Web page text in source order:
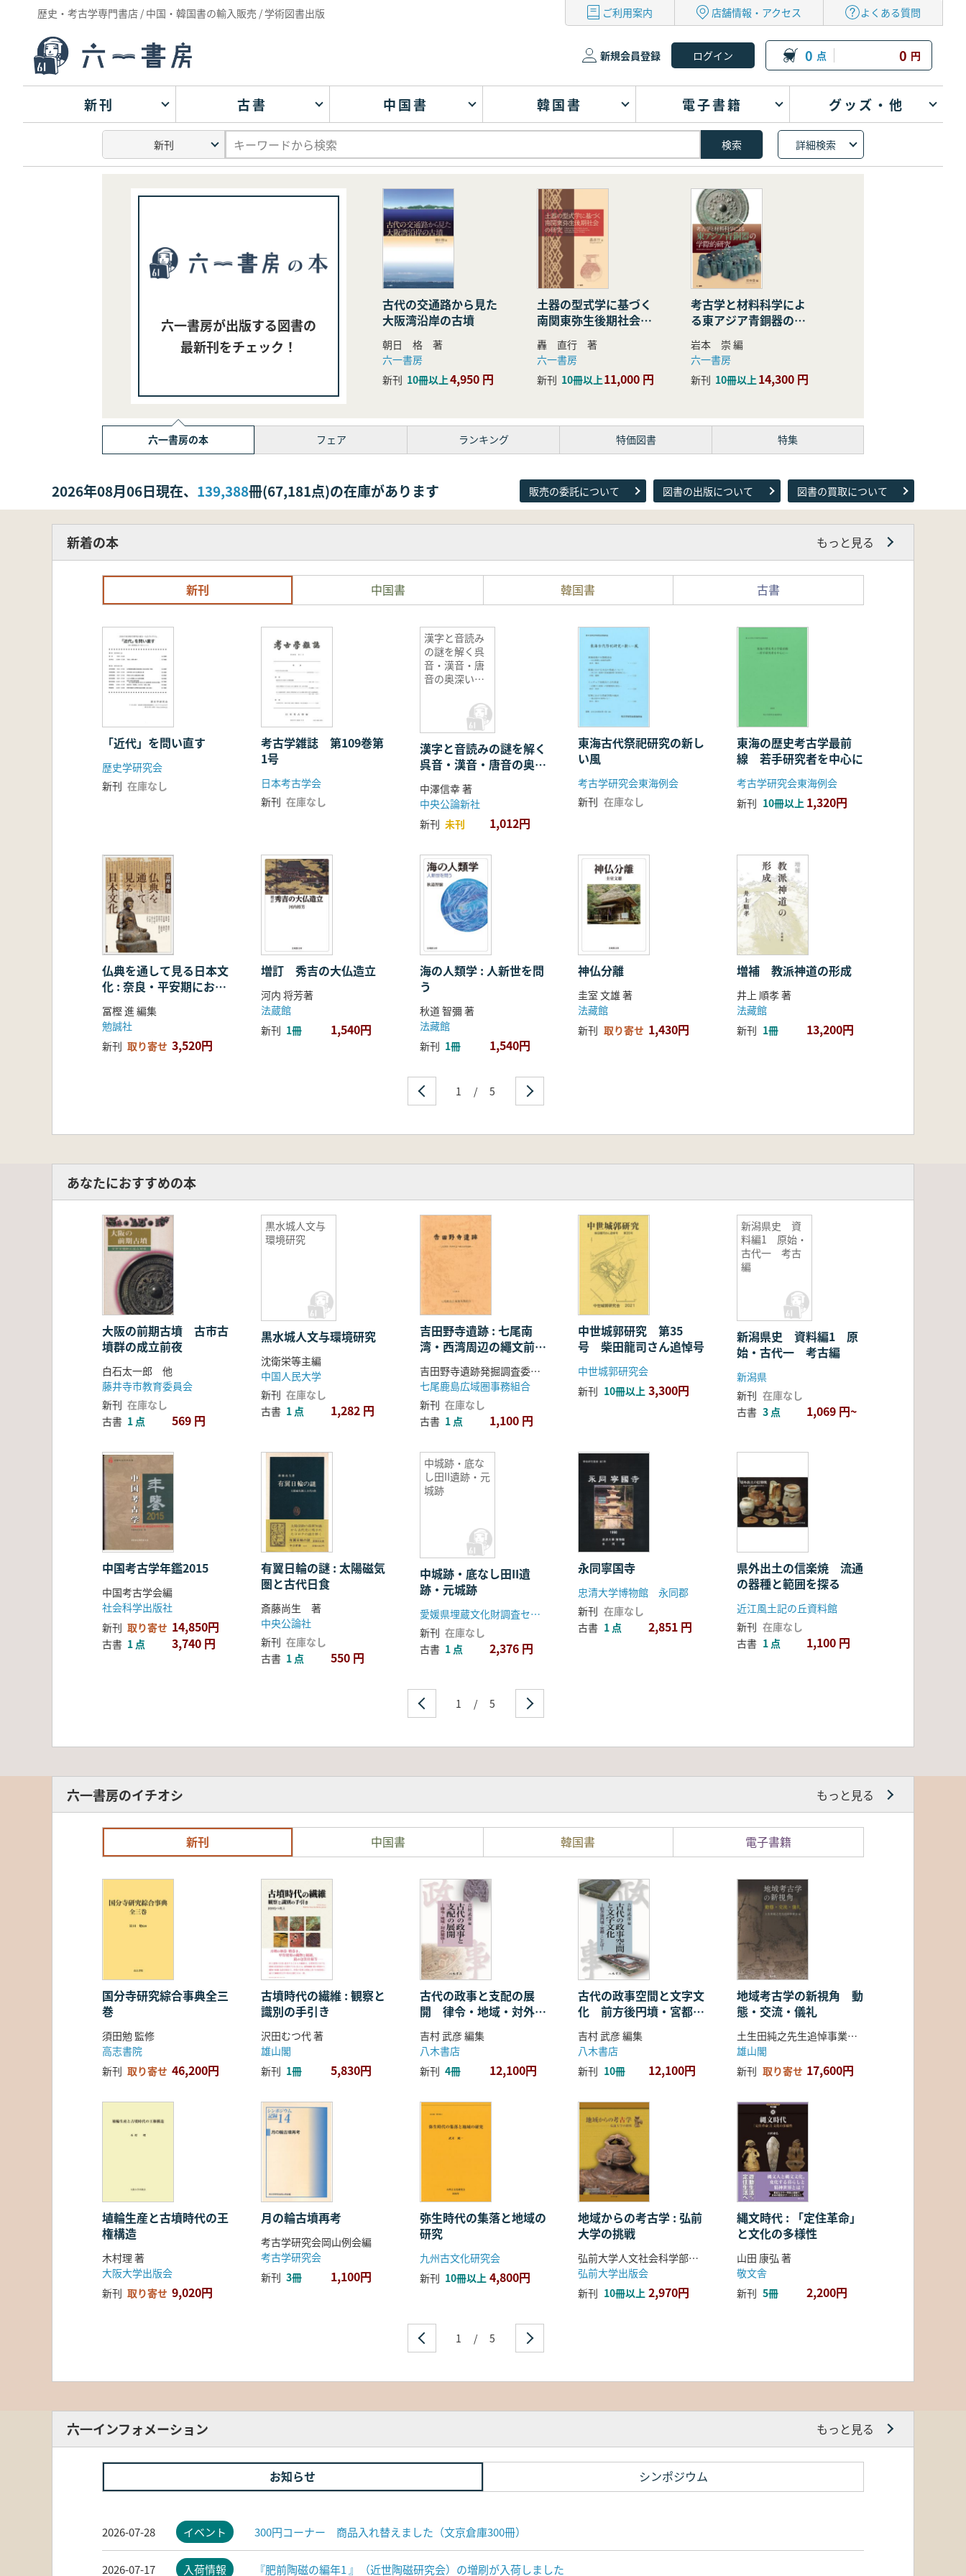
歴史・考古学専門書店 / 中国・韓国書の輸入販売 / 学術図書出版 ご利用案内 店舗情報・アクセス よくある質問
新規会員登録 0 点 0 円
新刊 古書 中国書 韓国書 電子書籍 グッズ・他
詳細検索
六一書房が出版する図書の
最新刊をチェック！
古代の交通路から見た
大阪湾沿岸の古墳
朝日 格 著
六一書房
新刊 10冊以上4,950 円
土器の型式学に基づく
南関東弥生後期社会の
研究
轟 直行 著
六一書房
新刊 10冊以上11,000 円
考古学と材料科学によ
る東アジア青銅器の学
際的研究
岩本 崇 編
六一書房
新刊 10冊以上14,300 円
六一書房の本 フェア ランキング 特価図書 特集
2026年08月06日現在、 139,388冊(67,181点)の在庫があります 販売の委託について 図書の出版について 図書の買取について
新着の本 もっと見る
新刊 中国書 韓国書 古書
「近代」を問い直す
歴史学研究会
新刊 在庫なし
考古学雑誌 第109巻第
1号
日本考古学会
新刊 在庫なし
漢字と音読み
の謎を解く呉
音・漢音・唐
音の奥深い世
漢字と音読みの謎を解く
呉音・漢音・唐音の奥深
い世界
中澤信幸 著
中央公論新社
新刊 未刊 1,012円
東海古代祭祀研究の新し
い風
考古学研究会東海例会
新刊 在庫なし
東海の歴史考古学最前
線 若手研究者を中心に
考古学研究会東海例会
新刊 10冊以上 1,320円
仏典を通して見る日本文
化 : 奈良・平安期におけ
る仏教の受容・融合・展
開
冨樫 進 編集
勉誠社
新刊 取り寄せ 3,520円
増訂 秀吉の大仏造立
河内 将芳著
法蔵館
新刊 1冊 1,540円
海の人類学 : 人新世を問
う
秋道 智彌 著
法藏館
新刊 1冊 1,540円
神仏分離
圭室 文雄 著
法藏館
新刊 取り寄せ 1,430円
増補 教派神道の形成
井上 順孝 著
法藏館
新刊 1冊 13,200円
1 / 5
あなたにおすすめの本
大阪の前期古墳 古市古
墳群の成立前夜
白石太一郎 他
藤井寺市教育委員会
新刊 在庫なし
古書 1 点 569 円
黒水城人文与
環境研究
黒水城人文与環境研究
沈衛栄等主編
中国人民大学
新刊 在庫なし
古書 1 点 1,282 円
吉田野寺遺跡 : 七尾南
湾・西湾周辺の繩文前期
遺跡
吉田野寺遺跡発掘調査委員会, 吉田野寺遺跡発掘調査団, 七尾市教育委員会編
七尾鹿島広域圏事務組合
新刊 在庫なし
古書 1 点 1,100 円
中世城郭研究 第35
号 柴田龍司さん追悼号
中世城郭研究会
新刊 10冊以上 3,300円
新潟県史 資
料編1 原始・
古代一 考古
編
新潟県史 資料編1 原
始・古代一 考古編
新潟県
新刊 在庫なし
古書 3 点 1,069 円~
中国考古学年鑑2015
中国考古学会編
社会科学出版社
新刊 取り寄せ 14,850円
古書 1 点 3,740 円
有翼日輪の謎 : 太陽磁気
圏と古代日食
斎藤尚生 著
中央公論社
新刊 在庫なし
古書 1 点 550 円
中城跡・底な
し田II遺跡・元
城跡
中城跡・底なし田II遺
跡・元城跡
愛媛県埋蔵文化財調査センター
新刊 在庫なし
古書 1 点 2,376 円
永同寧国寺
忠清大学博物館 永同郡
新刊 在庫なし
古書 1 点 2,851 円
県外出土の信楽焼 流通
の器種と範囲を探る
近江風土記の丘資料館
新刊 在庫なし
古書 1 点 1,100 円
1 / 5
六一書房のイチオシ もっと見る
新刊 中国書 韓国書 電子書籍
国分寺研究綜合事典全三
巻
須田勉 監修
高志書院
新刊 取り寄せ 46,200円
古墳時代の繊維 : 観察と
識別の手引き
沢田むつ代 著
雄山閣
新刊 1冊 5,830円
古代の政事と支配の展
開 律令・地域・対外関
吉村 武彦 編集
八木書店
新刊 4冊 12,100円
古代の政事空間と文字文
化 前方後円墳・宮都・
吉村 武彦 編集
八木書店
新刊 10冊 12,100円
地域考古学の新視角 動
態・交流・儀礼
土生田純之先生追悼事業会 編
雄山閣
新刊 取り寄せ 17,600円
埴輪生産と古墳時代の王
権構造
木村理 著
大阪大学出版会
新刊 取り寄せ 9,020円
月の輪古墳再考
考古学研究会岡山例会編
考古学研究会
新刊 3冊 1,100円
弥生時代の集落と地域の
研究
九州古文化研究会
新刊 10冊以上 4,800円
地域からの考古学 : 弘前
大学の挑戦
弘前大学人文社会科学部北日本考古学研究センター 編
弘前大学出版会
新刊 10冊以上 2,970円
縄文時代 : 「定住革命」
と文化の多様性
山田 康弘 著
敬文舎
新刊 5冊 2,200円
1 / 5
六一インフォメーション もっと見る
お知らせ シンポジウム
2026-07-28 イベント 300円コーナー 商品入れ替えました（文京倉庫300冊）
2026-07-17 入荷情報 『肥前陶磁の編年1 』（近世陶磁研究会）の増刷が入荷しました